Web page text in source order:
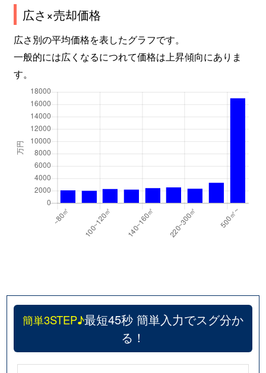
広さ×売却価格
広さ別の平均価格を表したグラフです。
一般的には広くなるにつれて価格は上昇傾向にありま
す。
簡単3STEP♪最短45秒 簡単入力でスグ分か
る！